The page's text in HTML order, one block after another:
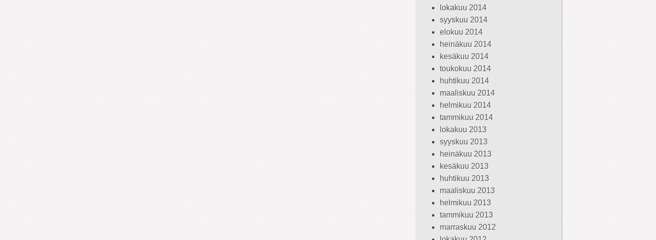
lokakuu 2014
syyskuu 2014
elokuu 2014
heinäkuu 2014
kesäkuu 2014
toukokuu 2014
huhtikuu 2014
maaliskuu 2014
helmikuu 2014
tammikuu 2014
lokakuu 2013
syyskuu 2013
heinäkuu 2013
kesäkuu 2013
huhtikuu 2013
maaliskuu 2013
helmikuu 2013
tammikuu 2013
marraskuu 2012